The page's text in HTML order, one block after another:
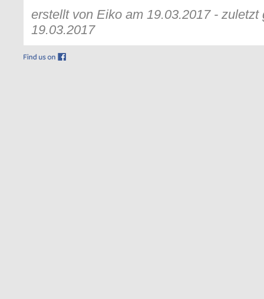
erstellt von Eiko am 19.03.2017 -
19.03.2017